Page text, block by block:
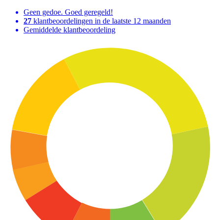
Geen gedoe. Goed geregeld!
27 klantbeoordelingen in de laatste 12 maanden
Gemiddelde klantbeoordeling